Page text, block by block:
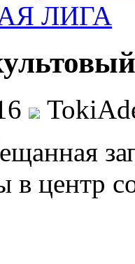
ЛИГА
в центр